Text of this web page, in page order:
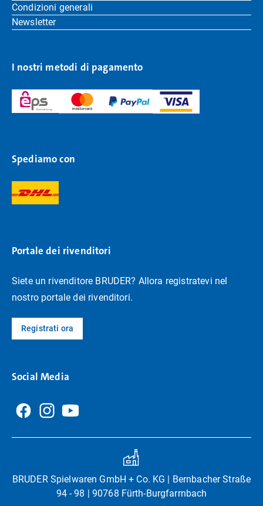
Condizioni generali
Newsletter
I nostri metodi di pagamento
Spediamo con
Portale dei rivenditori
Siete un rivenditore BRUDER? Allora registratevi nel
nostro portale dei rivenditori.
Registrati ora
Social Media
BRUDER Spielwaren GmbH + Co. KG | Bernbacher Straße
94 - 98 | 90768 Fürth-Burgfarrnbach